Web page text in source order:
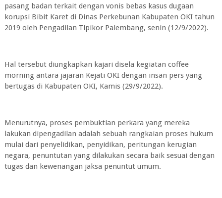
pasang badan terkait dengan vonis bebas kasus dugaan
korupsi Bibit Karet di Dinas Perkebunan Kabupaten OKI tahun
2019 oleh Pengadilan Tipikor Palembang, senin (12/9/2022).
Hal tersebut diungkapkan kajari disela kegiatan coffee
morning antara jajaran Kejati OKI dengan insan pers yang
bertugas di Kabupaten OKI, Kamis (29/9/2022).
Menurutnya, proses pembuktian perkara yang mereka
lakukan dipengadilan adalah sebuah rangkaian proses hukum
mulai dari penyelidikan, penyidikan, peritungan kerugian
negara, penuntutan yang dilakukan secara baik sesuai dengan
tugas dan kewenangan jaksa penuntut umum.